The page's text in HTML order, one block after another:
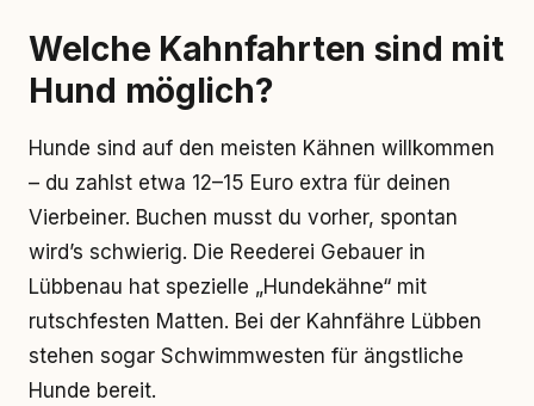
Welche Kahnfahrten sind mit
Hund möglich?
Hunde sind auf den meisten Kähnen willkommen
– du zahlst etwa 12–15 Euro extra für deinen
Vierbeiner. Buchen musst du vorher, spontan
wird’s schwierig. Die Reederei Gebauer in
Lübbenau hat spezielle „Hundekähne“ mit
rutschfesten Matten. Bei der Kahnfähre Lübben
stehen sogar Schwimmwesten für ängstliche
Hunde bereit.